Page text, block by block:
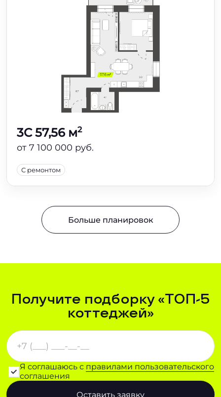
3C 57,56 м2
от 7 100 000 руб.
С ремонтом
Больше планировок
Получите подборку «ТОП-5
коттеджей»
Я соглашаюсь с правилами пользовательского
соглашения